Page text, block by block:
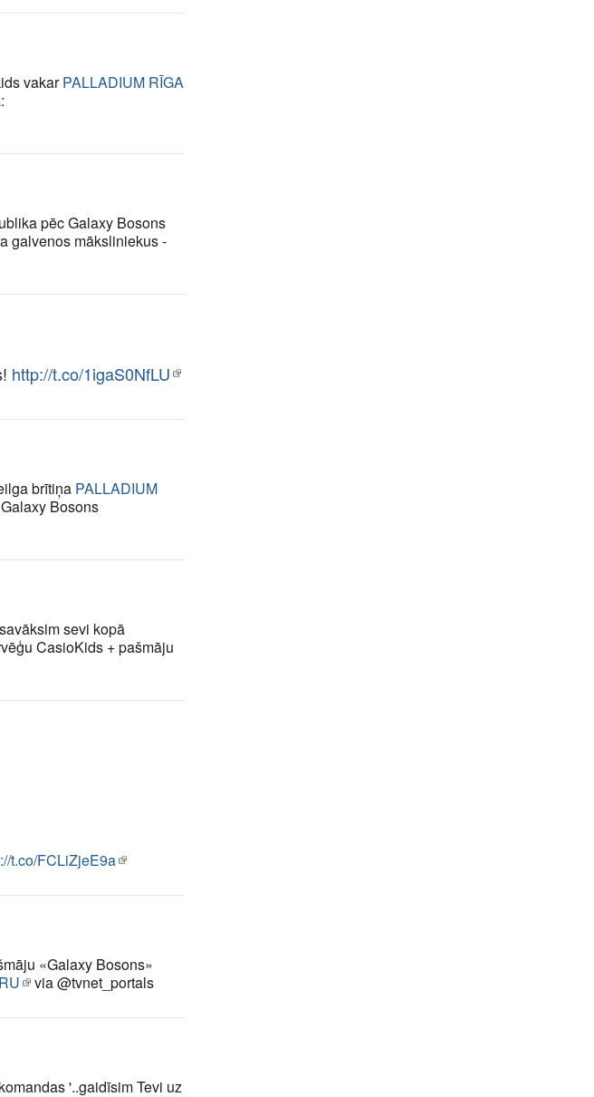
vakarPALLADIUM RĪGA
pēc Galaxy Bosons
galvenos māksliniekus -
http://t.co/1igaS0NfLU
brītiņa PALLADIUM
Bosons
sevi kopā
CasioKids + pašmāju
t.co/FCLiZjeE9a
«Galaxy Bosons»
via @tvnet_portals
'..gaidīsim Tevi uz